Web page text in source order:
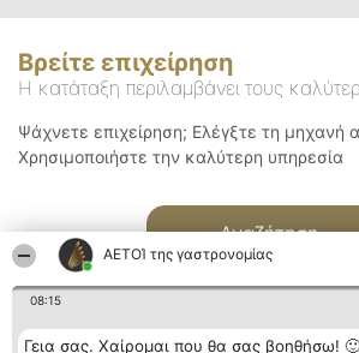
ΑΕΤΟΊ της γαστρονομίας
08:15
Γεια σας. Χαίρομαι που θα σας βοηθήσω!
Βρείτε επιχείρηση
Η κατάταξη περιλαμβάνει τους
Ψάχνετε επιχείρηση; Ελέγξτε τη μηχανή
Χρησιμοποιήστε την καλύτερη υπηρεσία
Αναζήτηση